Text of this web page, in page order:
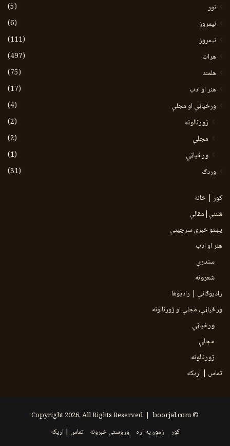
نور
(5)
نيمروز
(6)
نیمروز
(111)
هرات
(497)
هلمند
(75)
هنر او ادب
(17)
ورځپاڼې او مجلې
(4)
ژورنالونه
(2)
مجلې
(2)
ورځپاڼې
(1)
وردګ
(31)
کور | خانه
شننې|مقالې
پښتو خبري سرچينې
هنر او ادب
سندرې
شعرونه
رادیوګانې | رادیوها
ورځپاڼې، مجلې او ژورنالونه
ورځپاڼې
مجلې
ژورنالونه
تماس | اړیکه
© Copyright 2026, All Rights Reserved |
boorjal.com
کور
زموږ په اړه وروستي خبرونه تماس | اړیکه